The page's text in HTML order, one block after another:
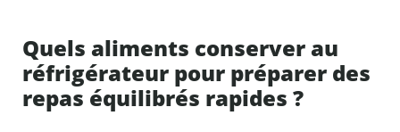
Quels aliments conserver au
réfrigérateur pour préparer des
repas équilibrés rapides ?